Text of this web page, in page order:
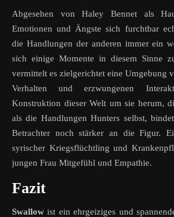
Abgesehen von Haley Bennet als
Emotionen und Ängste sich furchtbar
die Handlungen der anderen immer ein
sich einige Momente in diesem Sinne
vermittelt es zielgerichtet eine Umgebung
Verhalten und erzwungenen
Konstruktion dieser Welt um sie herum,
als die Handlungen Hunters selbst,
Betrachter noch stärker an die Figur.
syrischer Kriegsflüchtling und
jungen Frau Mitgefühl und Empathie.
Fazit
Swallow ist ein ehrgeiziges und